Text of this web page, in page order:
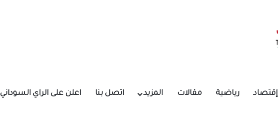
إقتصاد رياضية مقالات المزيد اتصل بنا اعلن على الراي السوداني